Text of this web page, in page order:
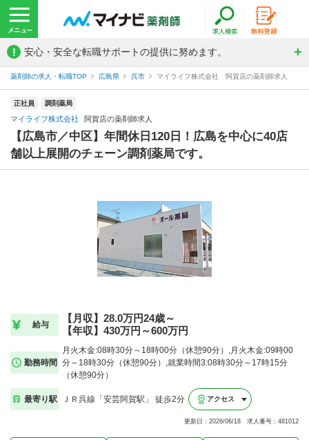
! 安心・安全な転職サポートの提供に努めます。
薬剤師の求人・転職TOP 広島県 呉市 マイライフ株式会社 阿賀店の薬剤師求人
正社員 調剤薬局
マイライフ株式会社 阿賀店の薬剤師求人
【広島市／中区】年間休日120日！広島を中心に40店
舗以上展開のチェーン調剤薬局です。
給与
【月収】28.0万円24歳～
【年収】430万円～600万円
勤務時間
月火木金:08時30分～18時00分（休憩90分）,月火木金:09時00
分～18時30分（休憩90分）,就業時間3:08時30分～17時15分
（休憩90分）
最寄り駅 ＪＲ呉線「安芸阿賀駅」 徒歩2分 アクセス
更新日：2026/06/18 求人番号：481012